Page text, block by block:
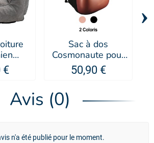
€
Sac à dos
Cosmonaute pour
chien et chat -
Doogy
50,90 €
›
Avis (0)
n'a été publié pour le moment.